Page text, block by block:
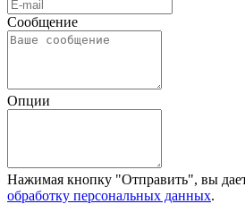
Сообщение
Опции
Нажимая кнопку "Отправить", вы
обработку персональных данных.